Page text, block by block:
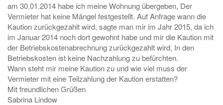
am 30.01.2014 habe ich meine Wohnung übergeben, Der
Vermieter hat keine Mängel festgestellt. Auf Anfrage wann die
Kaution zurückgezahlt wird, sagte man mir im Jahr 2015, da ich
im Januar 2014 noch dort gewohnt habe und mir die Kaution mit
der Betriebskostenabrechnung zurückgezahlt wird, In den
Betriebskosten ist keine Nachzahlung zu befürchten.
Wann steht mir meine Kaution zu und wie viel muss der
Vermieter mit eine Teilzahlung der Kaution erstatten?
Mit freundlichen Grüßen
Sabrina Lindow